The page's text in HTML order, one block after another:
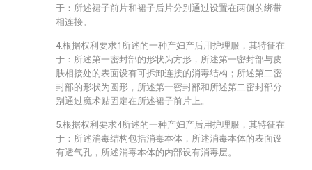
于：所述裙子前片和裙子后片分别通过设置在两侧的绑带
相连接。
4.根据权利要求1所述的一种产妇产后用护理服，其特征在
于：所述第一密封部的形状为方形，所述第一密封部与皮
肤相接处的表面设有可拆卸连接的消毒结构；所述第二密
封部的形状为圆形，所述第一密封部和所述第二密封部分
别通过魔术贴固定在所述裙子前片上。
5.根据权利要求4所述的一种产妇产后用护理服，其特征在
于：所述消毒结构包括消毒本体，所述消毒本体的表面设
有透气孔，所述消毒本体的内部设有消毒层。